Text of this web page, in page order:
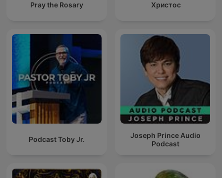
Pray the Rosary Христос
Podcast Toby Jr.
Joseph Prince Audio
Podcast